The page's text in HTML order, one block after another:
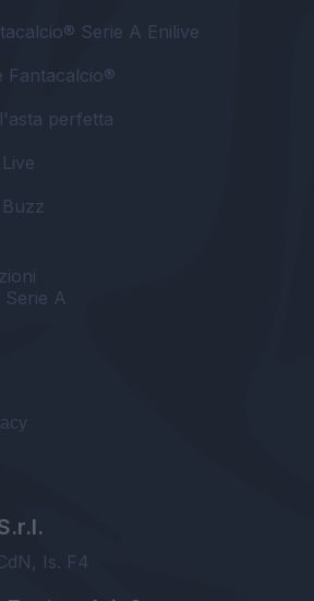
Serie A Enilive
Fantacalcio®
perfetta
A
Is. F4